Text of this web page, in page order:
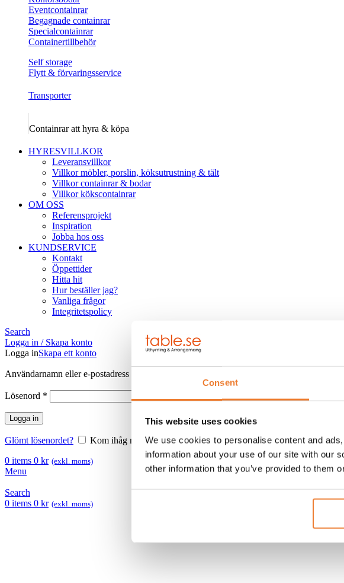
Consent
This website uses cookies
We use cookies to personalise content and
information about your use of our site with our
other information that you’ve provided to them
Eventcontainrar
Begagnade containrar
Specialcontainrar
Containertillbehör
Self storage
Flytt & förvaringsservice
Transporter
Containrar att hyra & köpa
HYRESVILLKOR
Leveransvillkor
Villkor möbler, porslin, köksutrustning & tält
Villkor containrar & bodar
Villkor kökscontainrar
OM OSS
Referensprojekt
Inspiration
Jobba hos oss
KUNDSERVICE
Kontakt
Öppettider
Hitta hit
Hur beställer jag?
Vanliga frågor
Integritetspolicy
Search
Logga in / Skapa konto
Logga inSkapa ett konto
Användarnamn eller e-postadress
Lösenord *
Logga in
Glömt lösenordet?
Kom ihåg mig
0 items 0 kr (exkl. moms)
Menu
Search
0 items 0 kr (exkl. moms)